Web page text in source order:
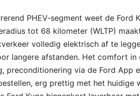
PHEV-segment weet de Ford
tot 68 kilometer (WLTP)
volledig elektrisch af te
langere afstanden. Het comfort
preconditionering via de Ford App
erg prettig met het huidige